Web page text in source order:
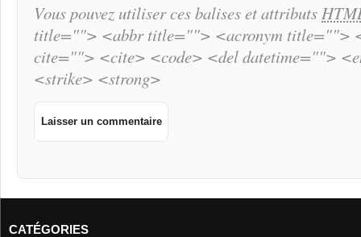
Vous pouvez utiliser ces balises et attributs
title=""> <abbr title=""> <acronym title="">
cite=""> <cite> <code> <del datetime="">
<strike> <strong>
CATÉGORIES